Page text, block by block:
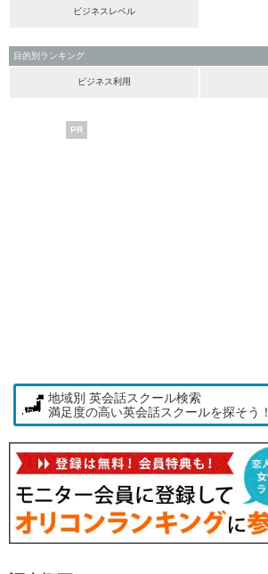
ビジネスレベル
目的別ランキング
ビジネス利用
PR
地域別 英会話スクール検索
満足度の高い英会話スクールを探そう！